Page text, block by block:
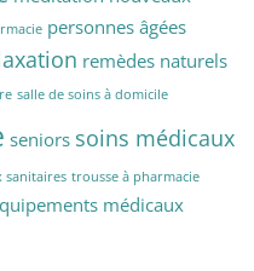
personnes âgées
remèdes naturels
salle de soins à domicile
seniors soins médicaux
sanitaires trousse à pharmacie
médicaux